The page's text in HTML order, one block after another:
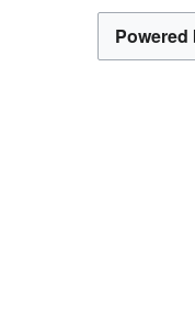
Powered